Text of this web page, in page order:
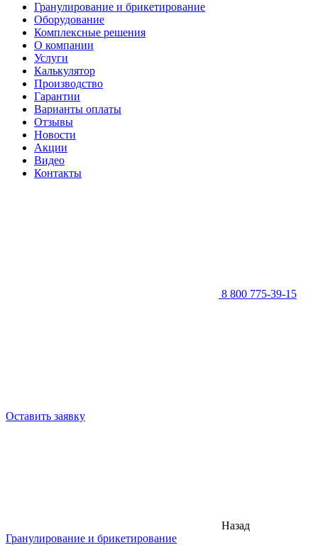
Гранулирование и брикетирование
Оборудование
Комплексные решения
О компании
Услуги
Калькулятор
Производство
Гарантии
Варианты оплаты
Отзывы
Новости
Акции
Видео
Контакты
8 800 775-39-15
Оставить заявку
Назад
Гранулирование и брикетирование